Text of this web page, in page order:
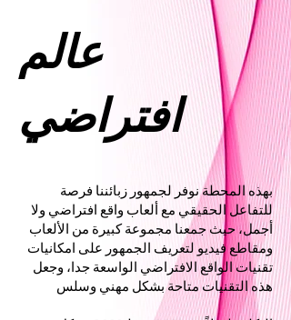
عالم
افتراضي
بهذه المحطة نوفر لجمهور زبائننا فرصة
للتفاعل الحقيقي مع ألعاب واقع افتراضي ولا
أجمل، حيث جمعنا مجموعة كبيرة من الألعاب
ومقاطع فيديو لتعريف الجمهور على امكانيات
تقنيات الواقع الافتراضي الواسعة جدا، وجعل
هذه التقنيات متاحة بشكل مهني وسلس